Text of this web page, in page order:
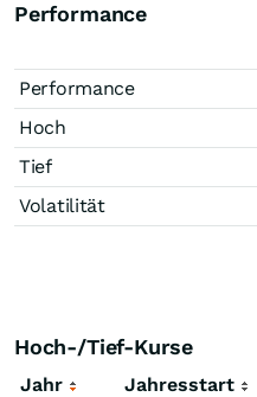
Performance
Performance
Hoch
Tief
Volatilität
Hoch-/Tief-Kurse
Jahr Jahresstart